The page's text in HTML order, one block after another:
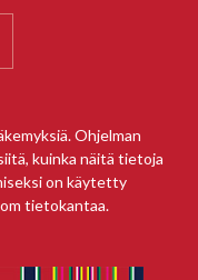
Ohjelman
kuinka näitä tietoja
on käytetty
tietokantaa.